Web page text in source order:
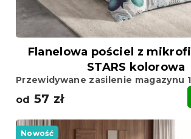
w
Flanelowa pościel z
STARS kolorowa
Przewidywane zasilenie magazynu
od 57 zł
Nowość